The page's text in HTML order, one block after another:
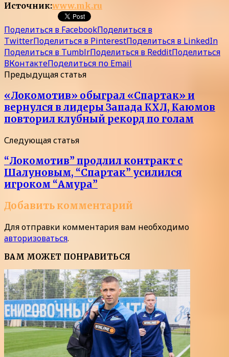
Источник:www.mk.ru
Поделиться в FacebookПоделиться в
TwitterПоделиться в PinterestПоделиться в LinkedIn
Поделиться в TumblrПоделиться в RedditПоделиться
ВКонтактеПоделиться по Email
Предыдущая статья
«Локомотив» обыграл «Спартак» и
вернулся в лидеры Запада КХЛ, Каюмов
повторил клубный рекорд по голам
Следующая статья
“Локомотив” продлил контракт с
Шалуновым, “Спартак” усилился
игроком “Амура”
Добавить комментарий
Для отправки комментария вам необходимо
авторизоваться.
ВАМ МОЖЕТ ПОНРАВИТЬСЯ